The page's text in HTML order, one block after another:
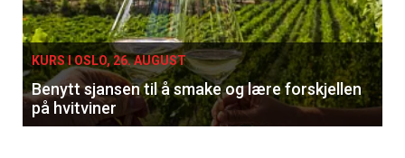
single
KURS I OSLO, 26. AUGUST
Benytt sjansen til å smake og lære forskjellen
på hvitviner